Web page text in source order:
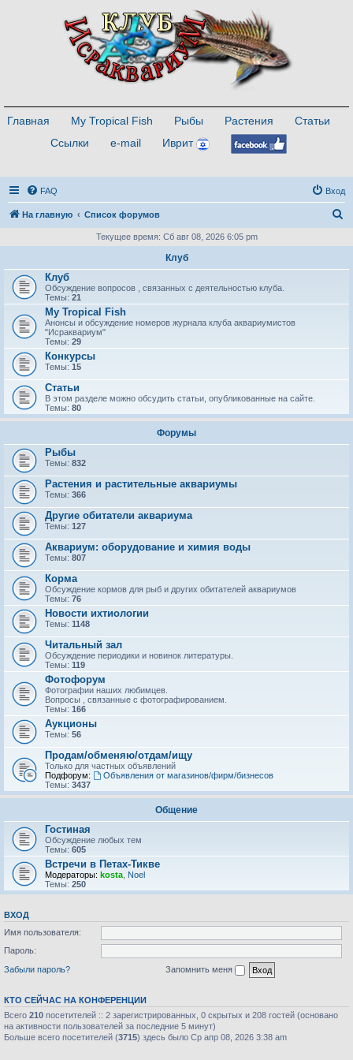
Главная My Tropical Fish Рыбы Растения
Статьи
Ссылки
e-mail Иврит
FAQ Вход
На главную Список форумов
с
Текущее время: Сб авг 08, 2026 6:05 pm
Клуб
Клуб
Обсуждение вопросов , связанных с деятельностью клуба.
Темы: 21
My Tropical Fish
Анонсы и обсуждение номеров журнала клуба аквариумистов
"Исраквариум"
Темы: 29
Конкурсы
Темы: 15
Статьи
В этом разделе можно обсудить статьи, опубликованные на сайте.
Темы: 80
Форумы
Рыбы
Темы: 832
Растения и растительные аквариумы
Темы: 366
Другие обитатели аквариума
Темы: 127
Аквариум: оборудование и химия воды
Темы: 807
Корма
Обсуждение кормов для рыб и других обитателей аквариумов
Темы: 76
Новости ихтиологии
Темы: 1148
Читальный зал
Обсуждение периодики и новинок литературы.
Темы: 119
Фотофорум
Фотографии наших любимцев.
Вопросы , связанные с фотографированием.
Темы: 166
Аукционы
Темы: 56
Продам/обменяю/отдам/ищу
Только для частных объявлений
Подфорум:
Объявления от магазинов/фирм/бизнесов
Темы: 3437
Общение
Гостиная
Обсуждение любых тем
Темы: 605
Встречи в Петах-Тикве
Модераторы: kosta Noel
Темы: 250
ВХОД
Имя пользователя:
Пароль:
Забыли пароль?
Запомнить меня
КТО СЕЙЧАС НА КОНФЕРЕНЦИИ
Всего 210 посетителей :: 2 зарегистрированных, 0 скрытых и 208 гостей (основано
на активности пользователей за последние 5 минут)
Больше всего посетителей (3715) здесь было Ср апр 08, 2026 3:38 am